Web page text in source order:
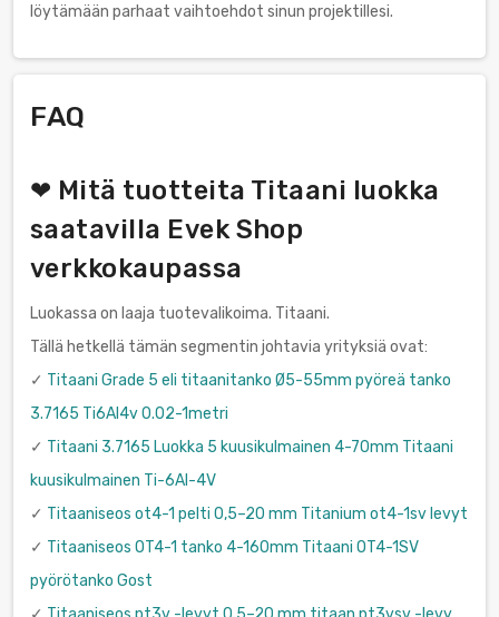
löytämään parhaat vaihtoehdot sinun projektillesi.
FAQ
❤ Mitä tuotteita Titaani luokka
saatavilla Evek Shop
verkkokaupassa
Luokassa on laaja tuotevalikoima. Titaani.
Tällä hetkellä tämän segmentin johtavia yrityksiä ovat:
✓ Titaani Grade 5 eli titaanitanko Ø5-55mm pyöreä tanko
3.7165 Ti6Al4v 0.02-1metri
✓ Titaani 3.7165 Luokka 5 kuusikulmainen 4-70mm Titaani
kuusikulmainen Ti-6Al-4V
✓ Titaaniseos ot4-1 pelti 0,5–20 mm Titanium ot4-1sv levyt
✓ Titaaniseos OT4-1 tanko 4-160mm Titaani OT4-1SV
pyörötanko Gost